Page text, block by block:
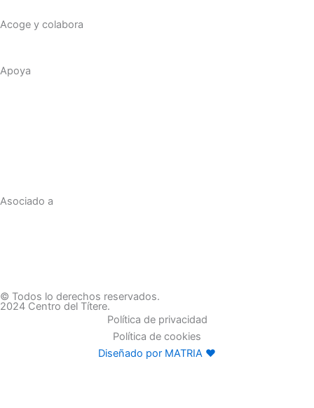
Acoge y colabora
Apoya
Asociado a
© Todos lo derechos reservados.
2024 Centro del Títere.
Política de privacidad
Política de cookies
Diseñado por MATRIA ♥